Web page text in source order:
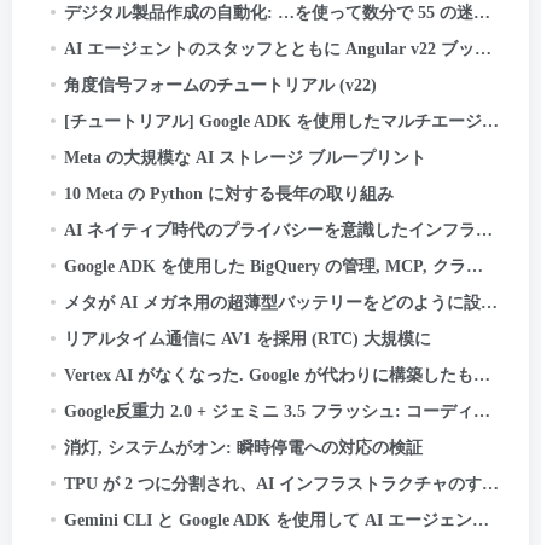
デジタル製品作成の自動化: …を使って数分で 55 の迷路のキッズ アクティビティ ブックを作成した方法
AI エージェントのスタッフとともに Angular v22 ブックのアップデートを発送しました. システムはこちら
角度信号フォームのチュートリアル (v22)
[チュートリアル] Google ADK を使用したマルチエージェント旅行プランナーの構築
Meta の大規模な AI ストレージ ブループリント
10 Meta の Python に対する長年の取り組み
AI ネイティブ時代のプライバシーを意識したインフラストラクチャ: 資産分類のケーススタディ
Google ADK を使用した BigQuery の管理, MCP, クラウドラン, ストリームライト, および OIDC 認証
メタが AI メガネ用の超薄型バッテリーをどのように設計したか
リアルタイム通信に AV1 を採用 (RTC) 大規模に
Vertex AI がなくなった. Google が代わりに構築したものは次のとおりです.
Google反重力 2.0 + ジェミニ 3.5 フラッシュ: コーディングする AI, テスト, そして船 - あなたなしで.
消灯, システムがオン: 瞬時停電への対応の検証
TPU が 2 つに分割され、AI インフラストラクチャのすべてが変わります
Gemini CLI と Google ADK を使用して AI エージェントを構築およびデプロイする方法: あ